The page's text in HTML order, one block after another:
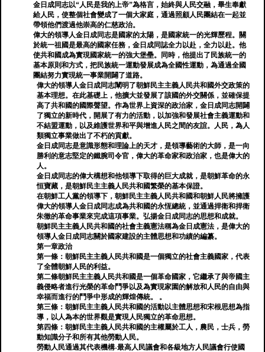
金日成同志以“人民是我的上帝”為格言，始終與人民交融，畢生奉獻
給人民，使整個社會變成了一個大家庭，通過照顧人民團結在一起並
帶領他們渡過他崇高的仁慈政治。
偉大的領導人金日成同志是國家的太陽，是國家統一的光輝歷程。關
於統一祖國是最高的國家任務，金日成同誌全力以赴，全力以赴。他
使共和國成為實現國家統一的強大堡壘。同時，他提出了民族統一的
基本原則和方式，把民族統一運動發展成為全國性運動，為通過全國
團結努力實現統一事業開闢了道路。
偉大的領導人金日成同志闡明了朝鮮民主主義人民共和國外交政策的
基本理想。在此基礎上，他擴大並發展了該國的外交關係，並確保提
高了共和國的國際聲望。作為世界上資深的政治家，金日成同志開闢
了獨立的新時代，開展了有力的活動，以加強和發展社會主義運動和
不結盟運動，以及維護世界和平與增進人民之間的友誼。人民，為人
類獨立事業做出了不朽的貢獻。
金日成同志是意識形態和理論上的天才，是領導藝術的大師，是一向
勝利的意志堅定的鐵腕司令官，偉大的革命家和政治家，也是偉大的
人。
金日成同志的偉大構想和他領導下取得的巨大成就，是朝鮮革命的永
恒寶藏，是朝鮮民主主義人民共和國繁榮的基本保證。
在朝鮮工人黨的領導下，朝鮮民主主義人民共和國和朝鮮人民將擁護
偉大的領導人金日成同志成為共和國的永恆總統，並通過捍衛和捍衛
朱徹的革命事業來完成這項事業。弘揚金日成同志的思想和成就。
朝鮮民主主義人民共和國的社會主義憲法稱為金日成憲法，是偉大的
領導人金日成同志關於國家建設的主體思想和功績的編纂。
第一章政治
第一條：朝鮮民主主義人民共和國是一個獨立的社會主義國家，代表
了全體朝鮮人民的利益。
第二條朝鮮民主主義人民共和國是一個革命國家，它繼承了與帝國主
義侵略者進行光榮的革命鬥爭以及為實現家園的解放和人民的自由與
幸福而進行的鬥爭中形成的輝煌傳統。 。
第三條：朝鮮民主主義人民共和國的活動以主體思想和宋根思想為指
導，以人為本的世界觀是實現人民獨立的革命思想。
第四條：朝鮮民主主義人民共和國的主權屬於工人，農民，士兵，勞
動知識分子和所有其他勞動人民。
勞動人民通過其代表機構-最高人民議會和各級地方人民議會行使國